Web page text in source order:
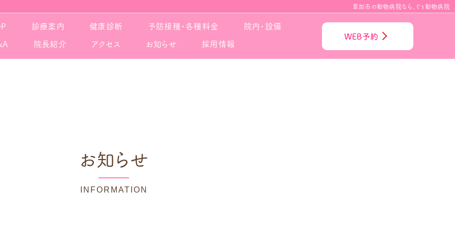
草加市の動物病院なら、ぐぅ動物病院
診療案内 健康診断 予防接種・各種料金
院内・設備
院長紹介 アクセス お知らせ 採用情報
WEB予約
お知らせ
INFORMATION